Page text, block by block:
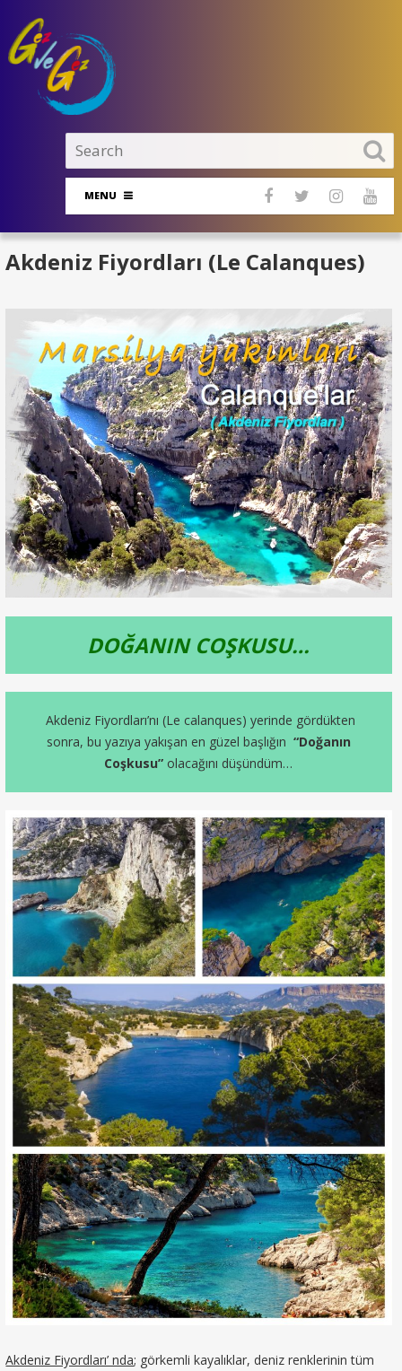
MENU
Akdeniz Fiyordları (Le Calanques)
DOĞANIN COŞKUSU…
Akdeniz Fiyordları’nı (Le calanques) yerinde gördükten
sonra, bu yazıya yakışan en güzel başlığın “Doğanın
Coşkusu” olacağını düşündüm…
Akdeniz Fiyordları’ nda; görkemli kayalıklar, deniz renklerinin tüm